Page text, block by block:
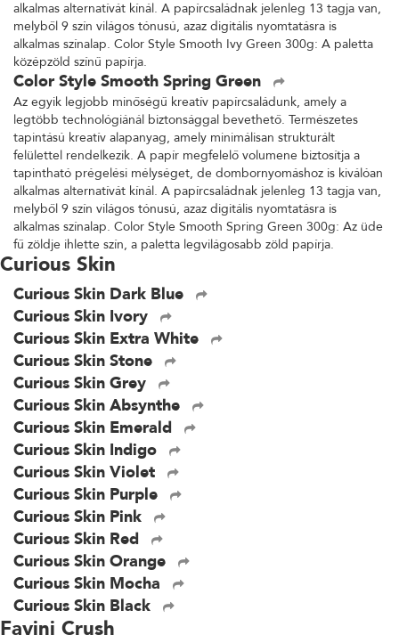
alkalmas alternatívát kínál. A papírcsaládnak jelenleg 13 tagja van,
melyből 9 szín világos tónusú, azaz digitális nyomtatásra is
alkalmas színalap. Color Style Smooth Ivy Green 300g: A paletta
középzöld színű papírja.
Color Style Smooth Spring Green
Az egyik legjobb minőségű kreatív papírcsaládunk, amely a
legtöbb technológiánál biztonsággal bevethető. Természetes
tapintású kreatív alapanyag, amely minimálisan strukturált
felülettel rendelkezik. A papír megfelelő volumene biztosítja a
tapintható prégelési mélységet, de dombornyomáshoz is kiválóan
alkalmas alternatívát kínál. A papírcsaládnak jelenleg 13 tagja van,
melyből 9 szín világos tónusú, azaz digitális nyomtatásra is
alkalmas színalap. Color Style Smooth Spring Green 300g: Az üde
fű zöldje ihlette szín, a paletta legvilágosabb zöld papírja.
Curious Skin
Curious Skin Dark Blue
Curious Skin Ivory
Curious Skin Extra White
Curious Skin Stone
Curious Skin Grey
Curious Skin Absynthe
Curious Skin Emerald
Curious Skin Indigo
Curious Skin Violet
Curious Skin Purple
Curious Skin Pink
Curious Skin Red
Curious Skin Orange
Curious Skin Mocha
Curious Skin Black
Favini Crush